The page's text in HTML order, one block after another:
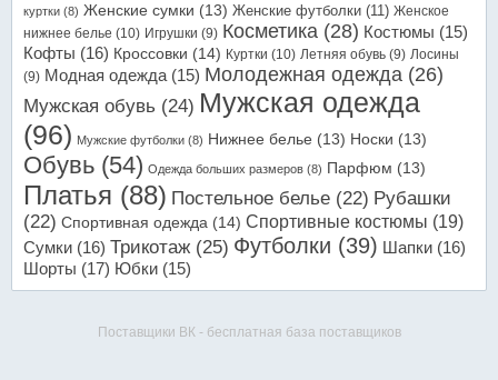
куртки (8) Женские сумки (13) Женские футболки (11) Женское
нижнее белье (10) Игрушки (9) Косметика (28) Костюмы (15)
Кофты (16) Кроссовки (14) Куртки (10) Летняя обувь (9) Лосины
(9) Модная одежда (15) Молодежная одежда (26)
Мужская обувь (24) Мужская одежда
(96) Мужские футболки (8) Нижнее белье (13) Носки (13)
Обувь (54) Одежда больших размеров (8) Парфюм (13)
Платья (88) Постельное белье (22) Рубашки
(22) Спортивная одежда (14) Спортивные костюмы (19)
Сумки (16) Трикотаж (25) Футболки (39) Шапки (16)
Шорты (17) Юбки (15)
Поставщики ВК - бесплатная база поставщиков